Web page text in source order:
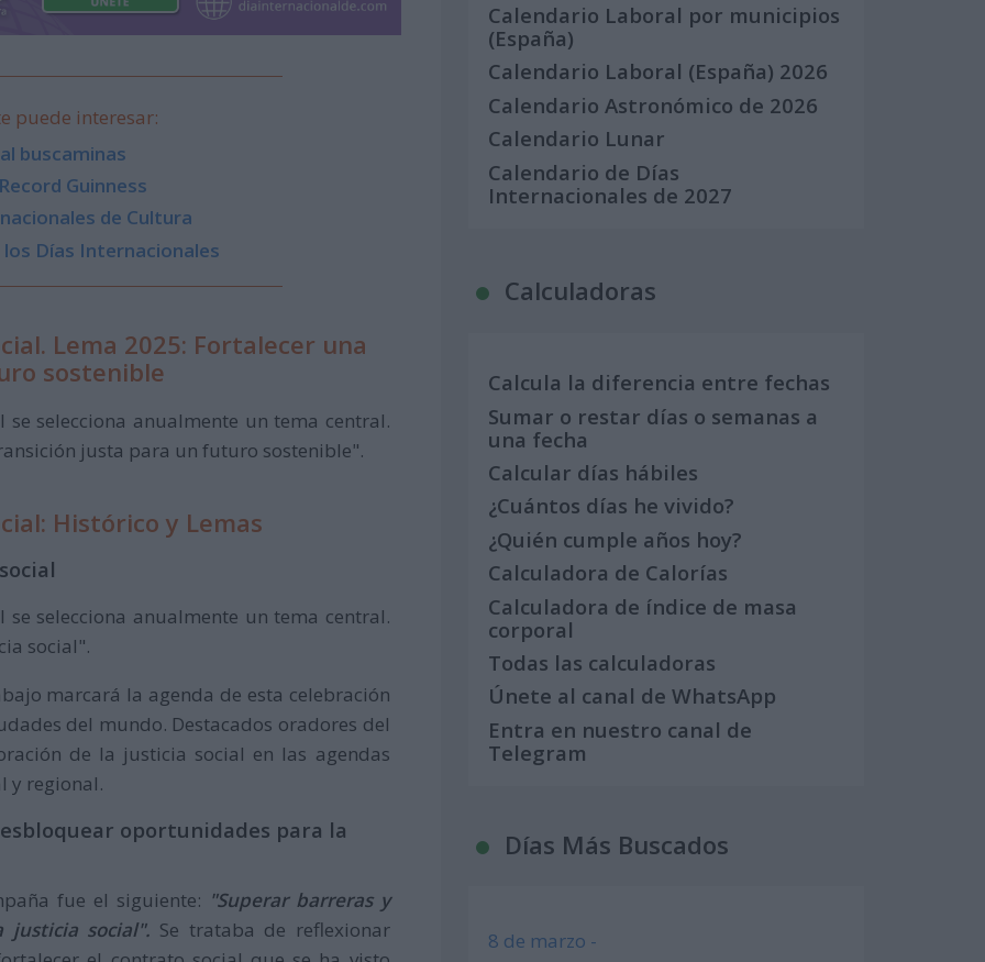
puede interesar:
buscaminas
Guinness
de Cultura
los Días Internacionales
Lema 2025: Fortalecer una
sostenible
selecciona anualmente un tema central.
justa para un futuro sostenible".
Histórico y Lemas
selecciona anualmente un tema central.
social".
marcará la agenda de esta celebración
del mundo. Destacados oradores del
de la justicia social en las agendas
y regional.
oportunidades para la
fue el siguiente: "Superar barreras y
justicia social". Se trataba de reflexionar
Calendario Laboral por municipios
(España)
Calendario Laboral (España) 2026
Calendario Astronómico de 2026
Calendario Lunar
Calendario de Días
Internacionales de 2027
Calculadoras
Calcula la diferencia entre fechas
Sumar o restar días o semanas a
una fecha
Calcular días hábiles
¿Cuántos días he vivido?
¿Quién cumple años hoy?
Calculadora de Calorías
Calculadora de índice de masa
corporal
Todas las calculadoras
Únete al canal de WhatsApp
Entra en nuestro canal de
Telegram
Días Más Buscados
8 de marzo -